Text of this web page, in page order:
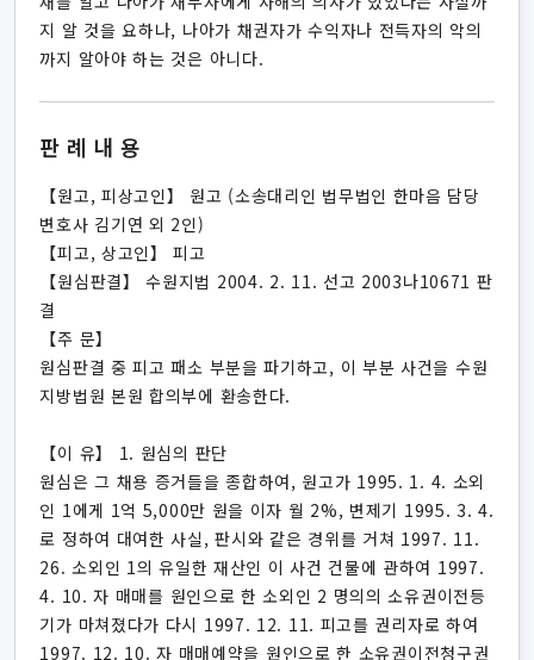
지 알 것을 요하나, 나아가 채권자가 수익자나 전득자의 악의
까지 알아야 하는 것은 아니다.
판례내용
【원고, 피상고인】 원고 (소송대리인 법무법인 한마음 담당
변호사 김기연 외 2인)
【피고, 상고인】 피고
【원심판결】 수원지법 2004. 2. 11. 선고 2003나10671 판
결
【주 문】
원심판결 중 피고 패소 부분을 파기하고, 이 부분 사건을 수원
지방법원 본원 합의부에 환송한다.
【이 유】 1. 원심의 판단
원심은 그 채용 증거들을 종합하여, 원고가 1995. 1. 4. 소외
인 1에게 1억 5,000만 원을 이자 월 2%, 변제기 1995. 3. 4.
로 정하여 대여한 사실, 판시와 같은 경위를 거쳐 1997. 11.
26. 소외인 1의 유일한 재산인 이 사건 건물에 관하여 1997.
4. 10. 자 매매를 원인으로 한 소외인 2 명의의 소유권이전등
기가 마쳐졌다가 다시 1997. 12. 11. 피고를 권리자로 하여
1997. 12. 10. 자 매매예약을 원인으로 한 소유권이전청구권